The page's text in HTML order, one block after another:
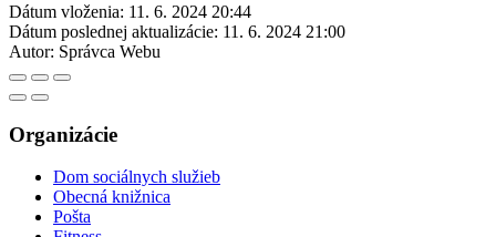
Dátum vloženia: 11. 6. 2024 20:44
Dátum poslednej aktualizácie: 11. 6. 2024 21:00
Autor: Správca Webu
Organizácie
Dom sociálnych služieb
Obecná knižnica
Pošta